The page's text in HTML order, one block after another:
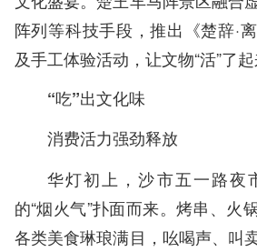
阵列等科技手段，推出《楚辞·
及手工体验活动，让文物“活”了起
“吃”出文化味
消费活力强劲释放
华灯初上，沙市五一路夜
的“烟火气”扑面而来。烤串、
各类美食琳琅满目，吆喝声、叫